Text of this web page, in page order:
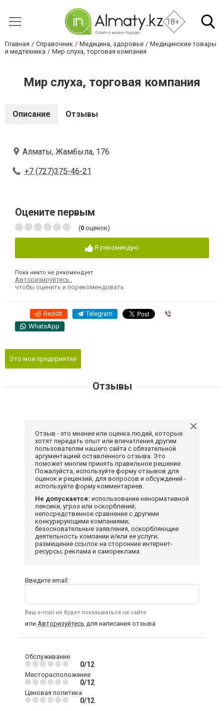
18+
Главная Справочник Медицина, здоровье
Медицинские товары
и медтехника
Мир слуха, торговая компания
Мир слуха, торговая компания
Описание Отзывы
Алматы, Жамбыла, 176
+7 (727)375-46-21
Оцените первым
(0 оценок)
Я рекомендую
Пока никто не рекомендует
Авторизируйтесь
чтобы оценить и порекомендовать
Reddit Telegram
WhatsApp
Это мое предприятие
Отзывы
Отзыв - это мнение или оценка людей, которые
хотят передать опыт или впечатления другим
пользователям нашего сайта с обязательной
аргументацией оставленного отзыва. Это
поможет многим принять правильное решение.
Пожалуйста, используйте форму отзывов для
оценок и рецензий, для вопросов и обсуждений -
используйте форму комментариев.
Не допускается: использование ненормативной
лексики, угроз или оскорблений;
непосредственное сравнение с другими
конкурирующими компаниями;
безосновательные заявления, оскорбляющие
деятельность компании и/или ее услуги;
размещение ссылок на сторонние интернет-
ресурсы; реклама и самореклама.
Введите email:
Ваш e-mail не будет показываться на сайте
или Авторизуйтесь для написания отзыва
Обслуживание
0/12
Месторасположение
0/12
Ценовая политика
0/12